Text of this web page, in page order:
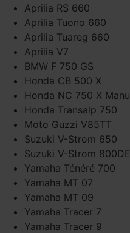
Aprilia RS 660
Aprilia Tuono 660
Aprilia Tuareg 660
Aprilia V7
BMW F 750 GS
Honda CB 500 X
Honda NC 750 X
Honda Transalp 750
Moto Guzzi V85TT
Suzuki V-Strom 650
Suzuki V-Strom 800DE
Yamaha Ténéré 700
Yamaha MT 07
Yamaha MT 09
Yamaha Tracer 7
Yamaha Tracer 9